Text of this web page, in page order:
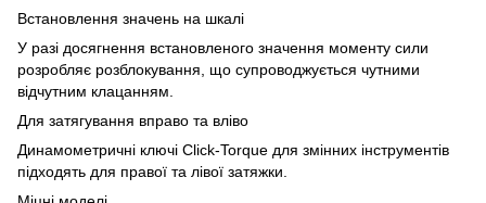
Встановлення значень на шкалі
У разі досягнення встановленого значення моменту сили
розробляє розблокування, що супроводжується чутними
відчутним клацанням.
Для затягування вправо та вліво
Динамометричні ключі Click-Torque для змінних інструментів
підходять для правої та лівої затяжки.